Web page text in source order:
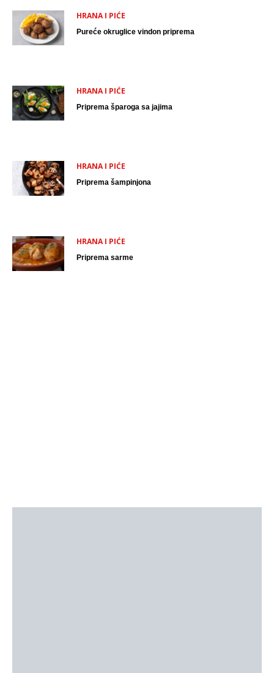
HRANA I PIĆE
Pureće okruglice vindon priprema
HRANA I PIĆE
Priprema šparoga sa jajima
HRANA I PIĆE
Priprema šampinjona
HRANA I PIĆE
Priprema sarme